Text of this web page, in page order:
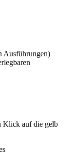
Ausführungen)
Klick auf die gelb